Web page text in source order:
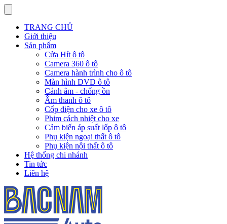
TRANG CHỦ
Giới thiệu
Sản phẩm
Cửa Hít ô tô
Camera 360 ô tô
Camera hành trình cho ô tô
Màn hình DVD ô tô
Cánh âm - chống ồn
Âm thanh ô tô
Cốp điện cho xe ô tô
Phim cách nhiệt cho xe
Cảm biến áp suất lốp ô tô
Phụ kiện ngoại thất ô tô
Phụ kiện nội thất ô tô
Hệ thống chi nhánh
Tin tức
Liên hệ